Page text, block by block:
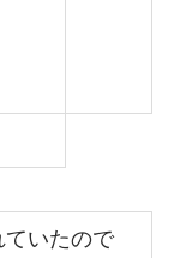
ていたので